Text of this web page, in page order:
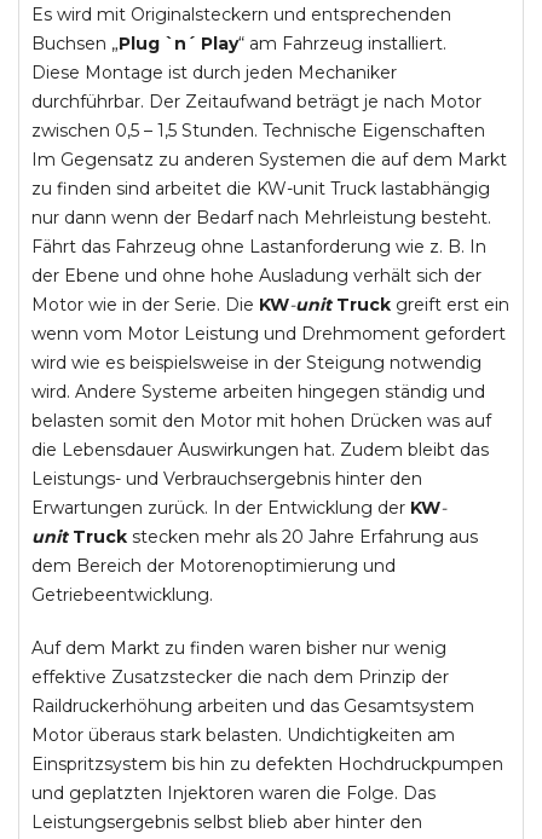
Es wird mit Originalsteckern und entsprechenden
Buchsen „Plug `n´ Play“ am Fahrzeug installiert.
Diese Montage ist durch jeden Mechaniker
durchführbar. Der Zeitaufwand beträgt je nach Motor
zwischen 0,5 – 1,5 Stunden. Technische Eigenschaften
Im Gegensatz zu anderen Systemen die auf dem Markt
zu finden sind arbeitet die KW-unit Truck lastabhängig
nur dann wenn der Bedarf nach Mehrleistung besteht.
Fährt das Fahrzeug ohne Lastanforderung wie z. B. In
der Ebene und ohne hohe Ausladung verhält sich der
Motor wie in der Serie. Die KW-unit Truck greift erst ein
wenn vom Motor Leistung und Drehmoment gefordert
wird wie es beispielsweise in der Steigung notwendig
wird. Andere Systeme arbeiten hingegen ständig und
belasten somit den Motor mit hohen Drücken was auf
die Lebensdauer Auswirkungen hat. Zudem bleibt das
Leistungs- und Verbrauchsergebnis hinter den
Erwartungen zurück. In der Entwicklung der KW-
unit Truck stecken mehr als 20 Jahre Erfahrung aus
dem Bereich der Motorenoptimierung und
Getriebeentwicklung.
Auf dem Markt zu finden waren bisher nur wenig
effektive Zusatzstecker die nach dem Prinzip der
Raildruckerhöhung arbeiten und das Gesamtsystem
Motor überaus stark belasten. Undichtigkeiten am
Einspritzsystem bis hin zu defekten Hochdruckpumpen
und geplatzten Injektoren waren die Folge. Das
Leistungsergebnis selbst blieb aber hinter den